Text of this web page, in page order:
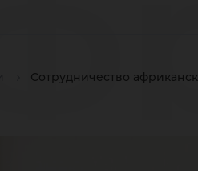
Сотрудничество